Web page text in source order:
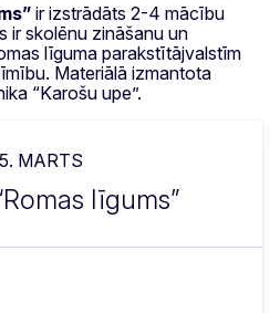
ir izstrādāts 2-4 mācību
ir skolēnu zināšanu un
līguma parakstītājvalstīm
Materiālā izmantota
“Karošu upe”.
MARTS
līgums”